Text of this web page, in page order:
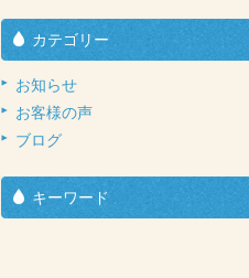
カテゴリー
お知らせ
お客様の声
ブログ
キーワード